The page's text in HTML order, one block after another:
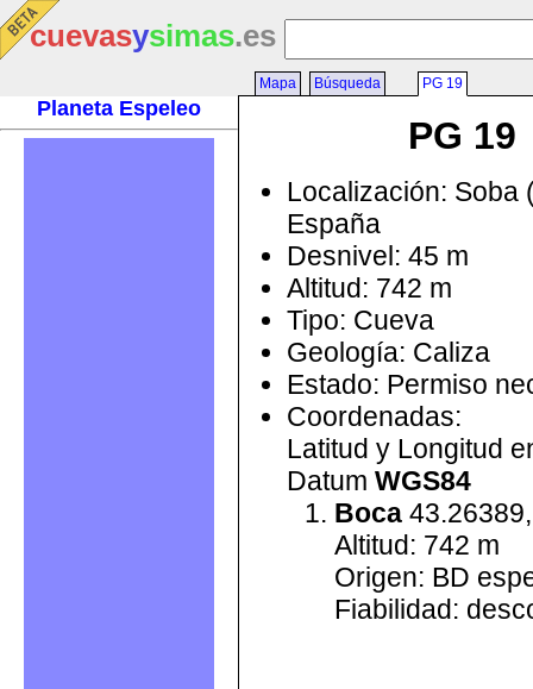
cuevasysimas.es
Planeta Espeleo
Mapa Búsqueda PG 19
PG 19
Localización: Soba
España
Desnivel: 45 m
Altitud: 742 m
Tipo: Cueva
Geología: Caliza
Estado: Permiso
Coordenadas:
Latitud y Longitud
Datum WGS84
Boca
Altitud: 742 m
Origen: BD
Fiabilidad: